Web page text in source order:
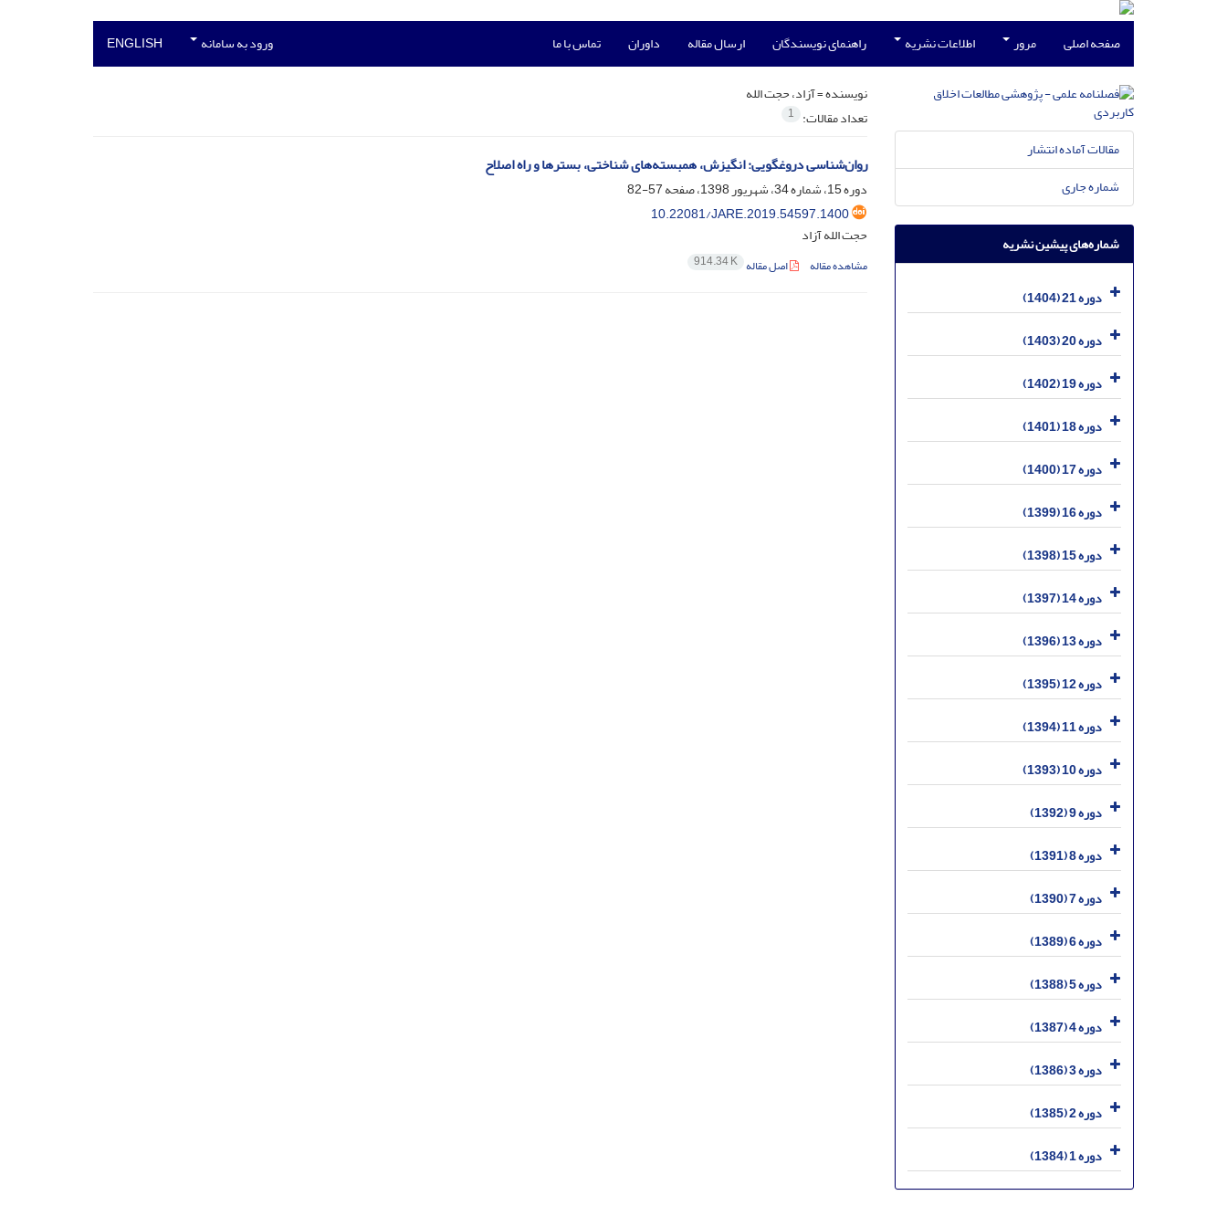
صفحه اصلی مرور اطلاعات نشریه راهنمای نویسندگان ارسال مقاله داوران تماس با ما ورود به سامانه ENGLISH
نویسنده =آزاد، حجت الله
تعداد مقالات: 1
روان‌شناسی دروغگویی: انگیزش، همبسته‌های شناختی، بسترها و راه اصلاح
دوره 15، شماره 34، شهریور 1398، صفحه
57-82
10.22081/JARE.2019.54597.1400
حجت الله آزاد
مشاهده مقاله اصل مقاله 914.34 K
مقالات آماده انتشار
شماره جاری
شماره‌های پیشین نشریه
دوره 21 (1404)
دوره 20 (1403)
دوره 19 (1402)
دوره 18 (1401)
دوره 17 (1400)
دوره 16 (1399)
دوره 15 (1398)
دوره 14 (1397)
دوره 13 (1396)
دوره 12 (1395)
دوره 11 (1394)
دوره 10 (1393)
دوره 9 (1392)
دوره 8 (1391)
دوره 7 (1390)
دوره 6 (1389)
دوره 5 (1388)
دوره 4 (1387)
دوره 3 (1386)
دوره 2 (1385)
دوره 1 (1384)